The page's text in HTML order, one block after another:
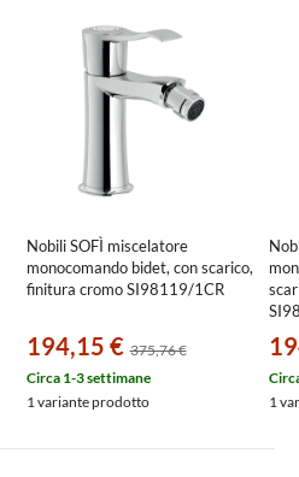
Nobili SOFÌ miscelatore
monocomando bidet, con scarico,
finitura cromo SI98119/1CR
194,15 € 375,76 €
Circa 1-3 settimane
1 variante prodotto
1